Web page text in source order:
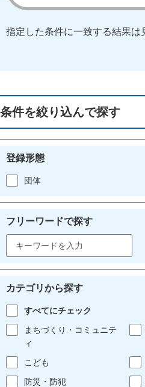
指定した条件に一致する結果は
条件を絞り込んで探す
登録形態
団体
フリーワードで探す
カテゴリから探す
すべてにチェック
まちづくり・コミュニテ
ィ
こども
防災・防犯